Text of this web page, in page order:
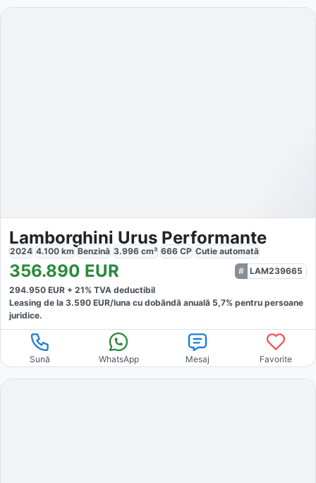
Lamborghini Urus Performante
2024 4.100 km Benzină 3.996 cm³ 666 CP Cutie automată
356.890 EUR
LAM239665
294.950 EUR + 21% TVA deductibil
Leasing de la 3.590 EUR/luna cu dobăndă anuală 5,7% pentru persoane
juridice.
Sună WhatsApp Mesaj Favorite